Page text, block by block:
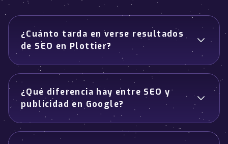
¿Cuánto tarda en verse resultados
de SEO en Plottier?
¿Qué diferencia hay entre SEO y
publicidad en Google?